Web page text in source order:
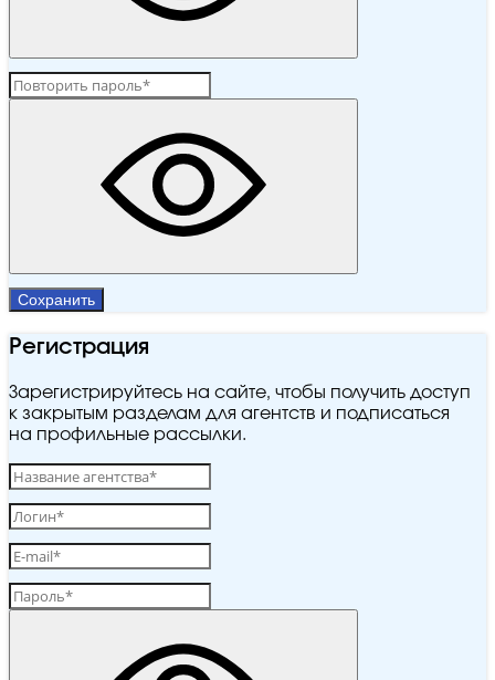
Сохранить
Регистрация
Зарегистрируйтесь на сайте, чтобы получить доступ
к закрытым разделам для агентств и подписаться
на профильные рассылки.